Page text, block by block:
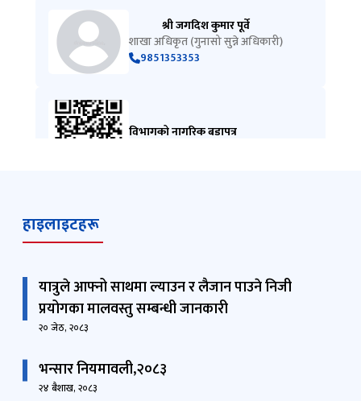
श्री जगदिश कुमार पूर्वे
शाखा अधिकृत (गुनासो सुन्ने अधिकारी)
9851353353
विभागको नागरिक बडापत्र
हाइलाइटहरू
यात्रुले आफ्नो साथमा ल्याउन र लैजान पाउने निजी
प्रयोगका मालवस्तु सम्बन्धी जानकारी
२० जेठ, २०८३
भन्सार नियमावली,२०८३
२४ बैशाख, २०८३